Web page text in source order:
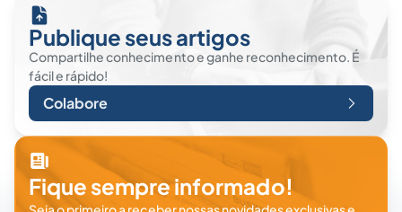
Publique seus artigos
Compartilhe conhecimento e ganhe reconhecimento. É
fácil e rápido!
Colabore
Fique sempre informado!